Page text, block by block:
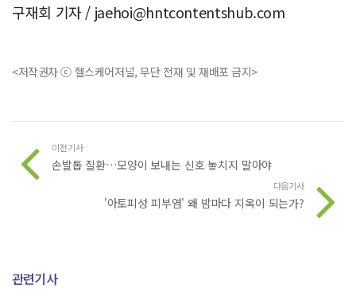
구재회 기자 / jaehoi@hntcontentshub.com
<저작권자 ⓒ 헬스케어저널, 무단 전재 및 재배포 금지>
이전기사
손발톱 질환…모양이 보내는 신호 놓치지 말아야
다음기사
'아토피성 피부염' 왜 밤마다 지옥이 되는가?
관련기사